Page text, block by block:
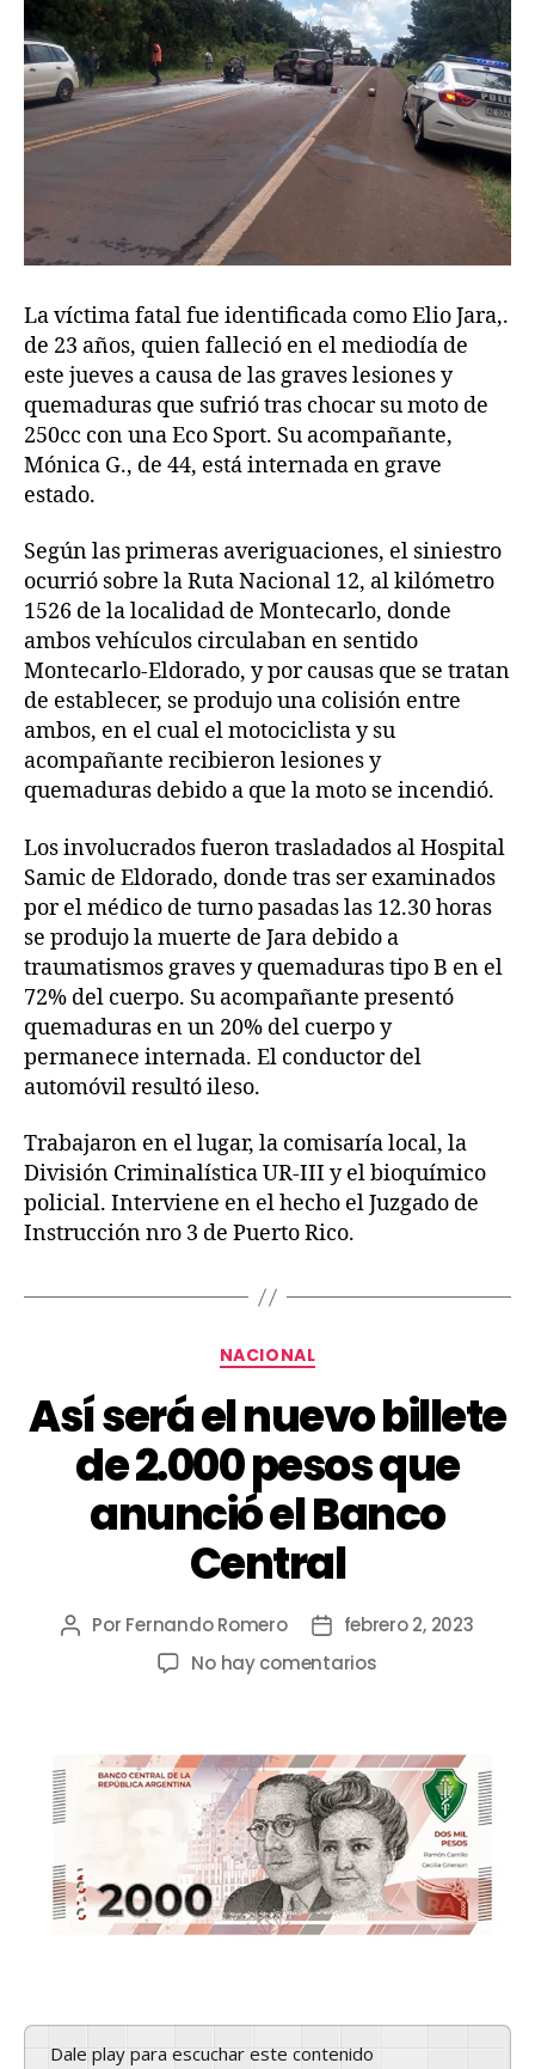
La víctima fatal fue identificada como Elio Jara,.
de 23 años, quien falleció en el mediodía de
este jueves a causa de las graves lesiones y
quemaduras que sufrió tras chocar su moto de
250cc con una Eco Sport. Su acompañante,
Mónica G., de 44, está internada en grave
estado.
Según las primeras averiguaciones, el siniestro
ocurrió sobre la Ruta Nacional 12, al kilómetro
1526 de la localidad de Montecarlo, donde
ambos vehículos circulaban en sentido
Montecarlo-Eldorado, y por causas que se tratan
de establecer, se produjo una colisión entre
ambos, en el cual el motociclista y su
acompañante recibieron lesiones y
quemaduras debido a que la moto se incendió.
Los involucrados fueron trasladados al Hospital
Samic de Eldorado, donde tras ser examinados
por el médico de turno pasadas las 12.30 horas
se produjo la muerte de Jara debido a
traumatismos graves y quemaduras tipo B en el
72% del cuerpo. Su acompañante presentó
quemaduras en un 20% del cuerpo y
permanece internada. El conductor del
automóvil resultó ileso.
Trabajaron en el lugar, la comisaría local, la
División Criminalística UR-III y el bioquímico
policial. Interviene en el hecho el Juzgado de
Instrucción nro 3 de Puerto Rico.
NACIONAL
Así será el nuevo billete
de 2.000 pesos que
anunció el Banco
Central
Por Fernando Romero
febrero 2, 2023
No hay comentarios
Dale play para escuchar este contenido